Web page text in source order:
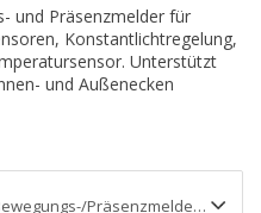
und Präsenzmelder für
Konstantlichtregelung,
Unterstützt
und Außenecken